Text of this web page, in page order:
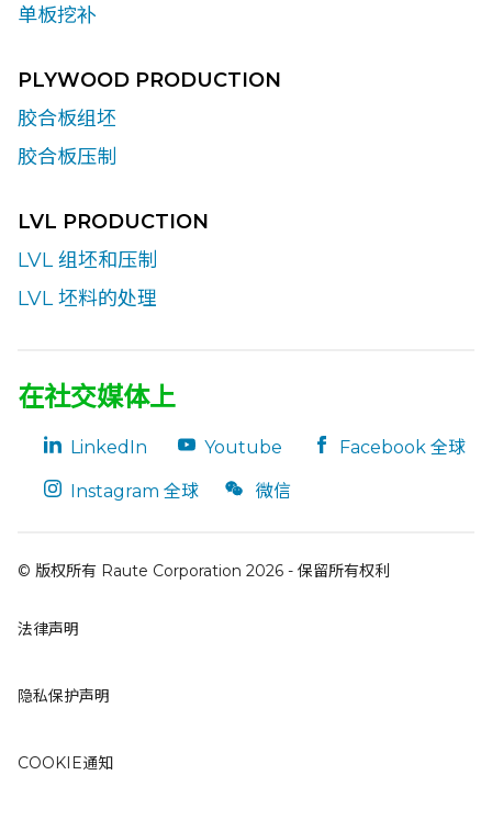
单板挖补
PLYWOOD PRODUCTION
胶合板组坯
胶合板压制
LVL PRODUCTION
LVL 组坯和压制
LVL 坯料的处理
在社交媒体上
LinkedIn Youtube Facebook 全球
Instagram 全球 微信
© 版权所有 Raute Corporation 2026 - 保留所有权利
法律声明
隐私保护声明
COOKIE通知